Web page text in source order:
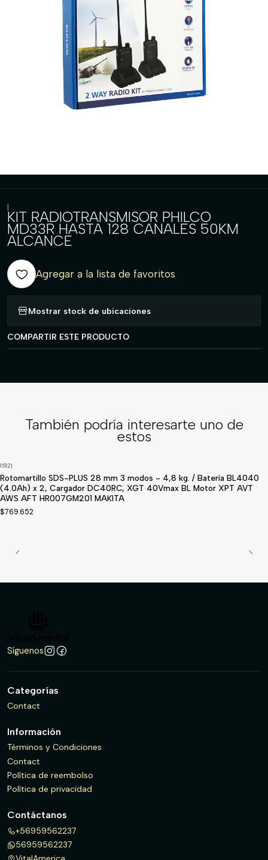
|
KIT RADIOTRANSMISOR PHILCO
MD33R HASTA 128 CANALES 50KM
ALCANCE
Agregar a la lista de favoritos
Mostrar stock de ubicaciones
COMPARTIR ESTE PRODUCTO
También podría interesarte uno de
estos
1512|
Rotomartillo SDS-PLUS 28 mm 3 modos - 4,8 kg. / Batería BL4040
(4.0Ah) x 2, Cargador DC40RC, XGT 40Vmax BL Motor XPT AVT
AWS AFT HR007GM201 MAKITA
$769.652
Síguenos
Categorías
Contact
Información
Términos y Condiciones
Contact
Política de reembolso
Política de privacidad
Contáctanos
+56959562237
56959562237